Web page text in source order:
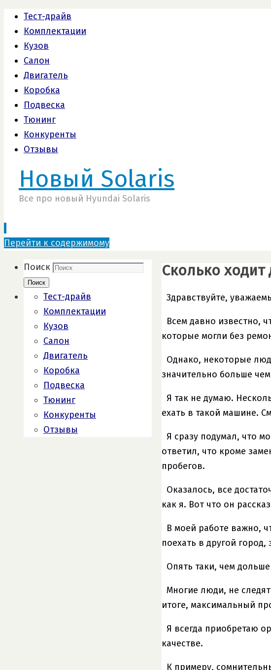
Тест-драйв
Комплектации
Кузов
Салон
Двигатель
Коробка
Подвеска
Тюнинг
Конкуренты
Отзывы
Новый Solaris
Все про новый Hyundai Solaris
Перейти к содержимому
Сколько ходит
Здравствуйте,
Всем давно известно,
которые могли без
Однако, некоторые
значительно больше
Я так не думаю.
ехать в такой машине.
Я сразу подумал, что
ответил, что кроме
пробегов.
Оказалось, все
как я. Вот что он
В моей работе важно,
поехать в другой
Опять таки, чем
Многие люди, не
итоге, максимальный
Я всегда приобретаю
качестве.
К примеру,
Поиск
Поиск
Тест-драйв
Комплектации
Кузов
Салон
Двигатель
Коробка
Подвеска
Тюнинг
Конкуренты
Отзывы